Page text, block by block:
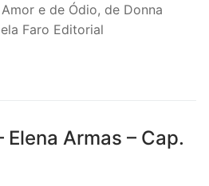
e de Ódio, de Donna
Faro Editorial
Elena Armas – Cap.